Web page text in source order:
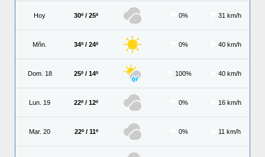
Hoy 30º / 25º 0% 31 km/h
Mñn. 34º / 24º 0% 40 km/h
Dom. 18 25º / 14º 100% 40 km/h
Lun. 19 22º / 12º 0% 16 km/h
Mar. 20 22º / 11º 0% 11 km/h